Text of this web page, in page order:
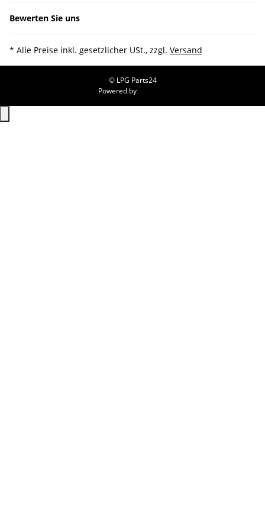
Bewerten Sie uns
* Alle Preise inkl. gesetzlicher USt., zzgl. Versand
© LPG Parts24
Powered by